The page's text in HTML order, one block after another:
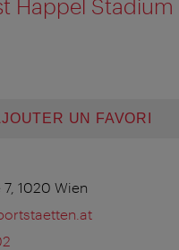
Happel Stadium
UN FAVORI
1020 Wien